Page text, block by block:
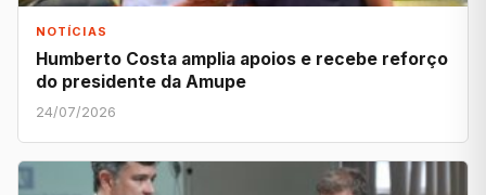
NOTÍCIAS
Humberto Costa amplia apoios e recebe reforço
do presidente da Amupe
24/07/2026